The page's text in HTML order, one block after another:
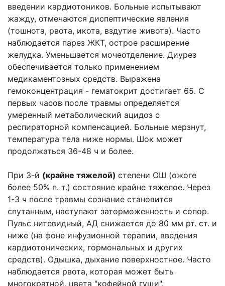
введении кардиотоников. Больные испытывают
жажду, отмечаются диспептические явления
(тошнота, рвота, икота, вздутие живота). Часто
наблюдается парез ЖКТ, острое расширение
желудка. Уменьшается мочеотделение. Диурез
обеспечивается только применением
медикаментозных средств. Выражена
гемоконцентрация - гематокрит достигает 65. С
первых часов после травмы определяется
умеренный метаболический ацидоз с
респираторной компенсацией. Больные мерзнут,
температура тела ниже нормы. Шок может
продолжаться 36-48 ч и более.
При 3-й (крайне тяжелой) степени ОШ (ожоге
более 50% п. т.) состояние крайне тяжелое. Через
1-3 ч после травмы сознание становится
спутанным, наступают заторможенность и сопор.
Пульс нитевидный, АД снижается до 80 мм рт. ст. и
ниже (на фоне инфузионной терапии, введения
кардиотонических, гормональных и других
средств). Одышка, дыхание поверхностное. Часто
наблюдается рвота, которая может быть
многократной, цвета "кофейной гущи".